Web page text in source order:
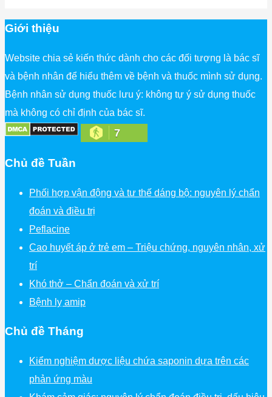
Giới thiệu
Website chia sẻ kiến thức dành cho các đối tượng là bác sĩ
và bệnh nhân để hiểu thêm về bệnh và thuốc mình sử dụng.
Bệnh nhân sử dụng thuốc lưu ý: không tự ý sử dụng thuốc
mà không có chỉ định của bác sĩ.
7
Chủ đề Tuần
Phối hợp vận động và tư thế dáng bộ: nguyên lý chẩn
đoán và điều trị
Peflacine
Cao huyết áp ở trẻ em – Triệu chứng, nguyên nhân, xử
trí
Khó thở – Chẩn đoán và xử trí
Bệnh lỵ amip
Chủ đề Tháng
Kiểm nghiệm dược liệu chứa saponin dựa trên các
phản ứng màu